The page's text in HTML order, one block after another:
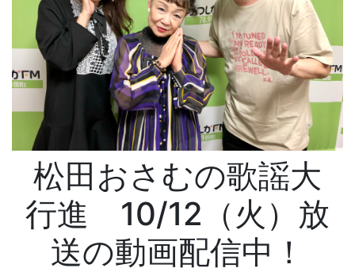
松田おさむの歌謡大
行進 10/12（火）放
送の動画配信中！